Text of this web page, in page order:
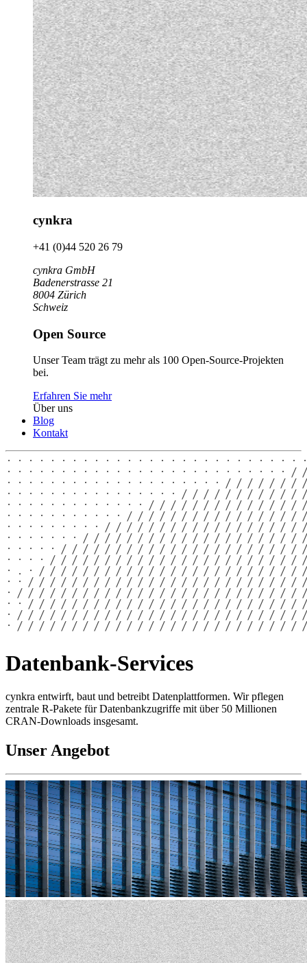
cynkra
+41 (0)44 520 26 79
cynkra GmbH
Badenerstrasse 21
8004 Zürich
Schweiz
Open Source
Unser Team trägt zu mehr als 100 Open-Source-Projekten
bei.
Erfahren Sie mehr
Über uns
Blog
Kontakt
Datenbank-Services
cynkra entwirft, baut und betreibt Datenplattformen. Wir pflegen
zentrale R-Pakete für Datenbankzugriffe mit über 50 Millionen
CRAN-Downloads insgesamt.
Unser Angebot